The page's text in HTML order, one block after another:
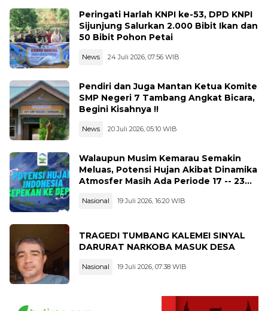
Peringati Harlah KNPI ke-53, DPD KNPI
Sijunjung Salurkan 2.000 Bibit Ikan dan
50 Bibit Pohon Petai
News 24 Juli 2026, 07:56 WIB
Pendiri dan Juga Mantan Ketua Komite
SMP Negeri 7 Tambang Angkat Bicara,
Begini Kisahnya !!
News 20 Juli 2026, 05:10 WIB
Walaupun Musim Kemarau Semakin
Meluas, Potensi Hujan Akibat Dinamika
Atmosfer Masih Ada Periode 17 -- 23
Nasional 19 Juli 2026, 16:20 WIB
TRAGEDI TUMBANG KALEMEI SINYAL
DARURAT NARKOBA MASUK DESA
Nasional 19 Juli 2026, 07:38 WIB